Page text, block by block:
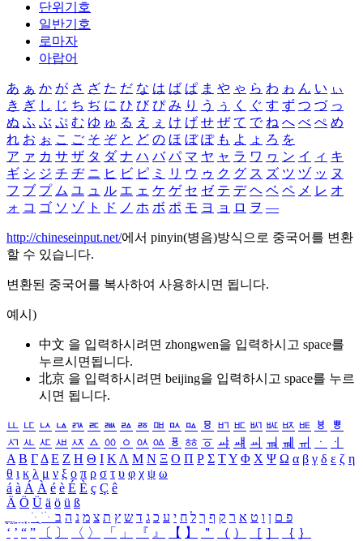
단위기호
일반기호
로마자
아랍어
あ ぁ か が さ ざ た だ な は ば ぱ ま や ゃ ら わ ゎ ん い ぃ
き ぎ し じ ち ぢ に ひ び ぴ み り う ぅ く ぐ す ず つ づ っ
ぬ ふ ぶ ぷ む ゆ ゅ る え ぇ け げ せ ぜ て で ね へ べ ぺ め
れ お ぉ こ ご そ ぞ と ど の ほ ぼ ぽ も よ ょ ろ を
ア ァ カ サ ザ タ ダ ナ ハ バ パ マ ヤ ャ ラ ワ ヮ ン イ ィ キ
ギ シ ジ チ ヂ ニ ヒ ビ ピ ミ リ ウ ゥ ク グ ス ズ ツ ヅ ッ ヌ
フ ブ プ ム ユ ュ ル エ ェ ケ ゲ セ ゼ テ デ ヘ ベ ペ メ レ オ
ォ コ ゴ ソ ゾ ト ド ノ ホ ボ ポ モ ヨ ョ ロ ヲ ―
http://chineseinput.net/에서 pinyin(병음)방식으로 중국어를 변환
할 수 있습니다.
변환된 중국어를 복사하여 사용하시면 됩니다.
예시)
中文 을 입력하시려면 zhongwen을 입력하시고 space를
누르시면됩니다.
北京 을 입력하시려면 beijing을 입력하시고 space를 누르
시면 됩니다.
ㅥ ㅦ ㅧ ㅨ ㅩ ㅪ ㅫ ㅬ ㅭ ㅮ ㅯ ㅰ ㅱ ㅲ ㅳ ㅴ ㅵ ㅶ ㅷ ㅸ
ㅹ
ㅺ ㅻ ㅼ ㅽ ㅾ ㅿ ㆀ ㆁ ㆂ ㆃ ㆄ ㆅ ㆆ ㆇ ㆈ ㆉ ㆊ ㆋ ㆌ ㆍ
ㆎ
Α Β ΓΔ Ε Ζ Η Θ Ι ΚΛ Μ Ν Ξ Ο Π Ρ Σ ΤΥ Φ Χ Ψ Ω α β γ δ ε ζ η
θ ι κ λ μ ν ξ ο π ρ σ τ υ φ χ ψ ω
á à Á À é è É È ç Ç ê
Ä Ö Ü ä ö ü ß
ִֶֹ ֻּ ׁׂ פ ם ן ו ט א ר ק ף ך ל ח י ע כ ג ד ש ץ ת צ מ נ ה ב
‘ ’ “ ” 〔 〕 〈 〉 「 」 『 』 【 】 ＂ （ ） ［ ］ ｛ ｝